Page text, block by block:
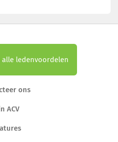
ledenvoordelen
ons
ACV